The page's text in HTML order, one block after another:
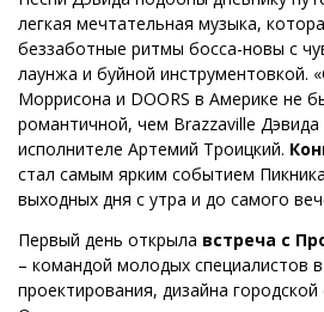
легкая мечтательная музыка,
беззаботные ритмы босса-новы с
лаунжа и буйной инструментовкой.
Моррисона и DOORS в Америке не
романтичной, чем Brazzaville
исполнителе Артемий Троицкий.
стал самым ярким событием
выходных дня с утра и до самого
Первый день открыла встреча с
– командой молодых специалистов
проектирования, дизайна